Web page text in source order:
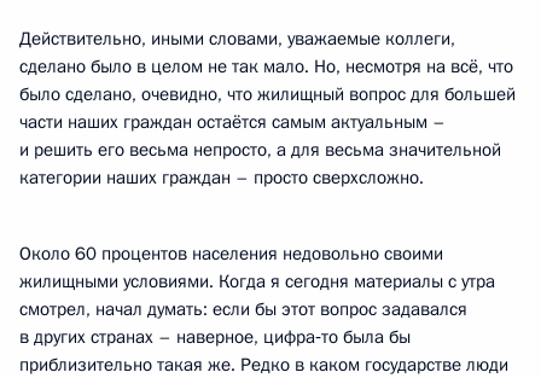
Действительно, иными словами, уважаемые коллеги,
сделано было в целом не так мало. Но, несмотря на всё, что
было сделано, очевидно, что жилищный вопрос для большей
части наших граждан остаётся самым актуальным –
и решить его весьма непросто, а для весьма значительной
категории наших граждан – просто сверхсложно.
Около 60 процентов населения недовольно своими
жилищными условиями. Когда я сегодня материалы с утра
смотрел, начал думать: если бы этот вопрос задавался
в других странах – наверное, цифра‑то была бы
приблизительно такая же. Редко в каком государстве люди